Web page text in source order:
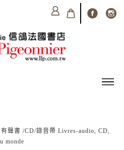
有聲書 /CD/錄音帶 Livres-audio, CD,
monde